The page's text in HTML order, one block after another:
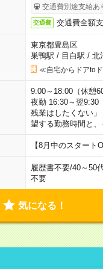
交通費別途支給あ
交通費 交通費全額
東京都豊島区
巣鴨駅 / 目白駅 / 北
≪自宅からドアto
9:00～18:00（休憩
夜勤 16:30～翌9:30
残業はしたくない
望する勤務時間と
【8月中のスター
履歴書不要/40～50
不要
気になる！